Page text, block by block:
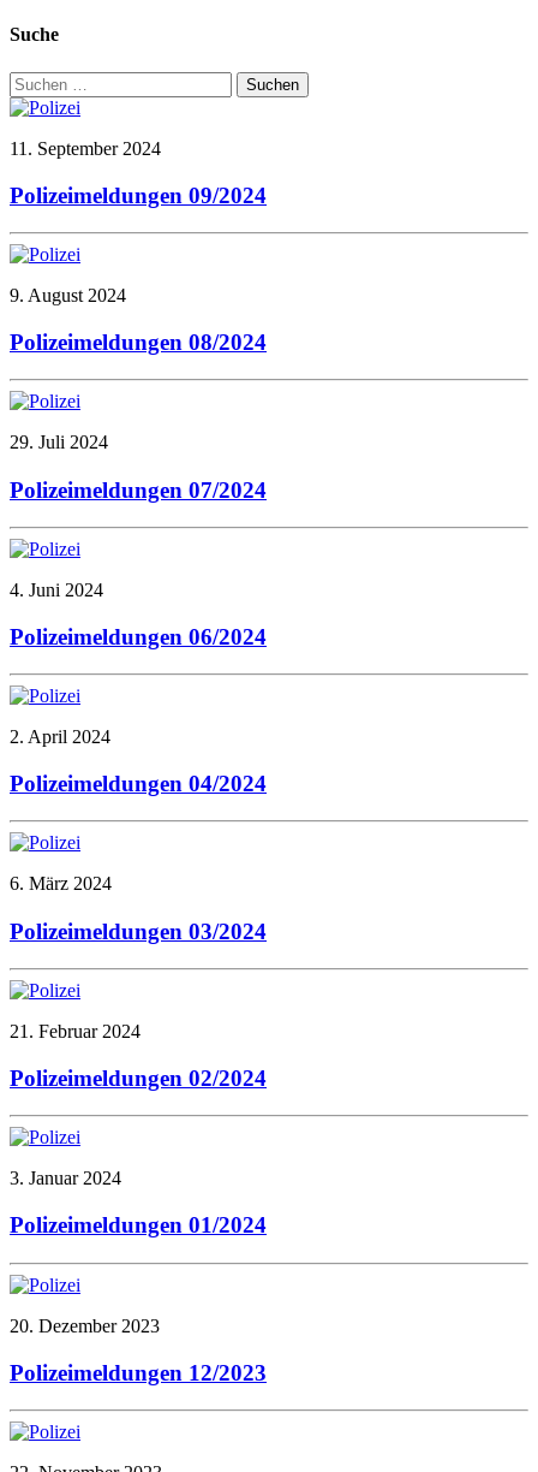
Suche
Suchen
nach:
11. September 2024
Polizeimeldungen 09/2024
9. August 2024
Polizeimeldungen 08/2024
29. Juli 2024
Polizeimeldungen 07/2024
4. Juni 2024
Polizeimeldungen 06/2024
2. April 2024
Polizeimeldungen 04/2024
6. März 2024
Polizeimeldungen 03/2024
21. Februar 2024
Polizeimeldungen 02/2024
3. Januar 2024
Polizeimeldungen 01/2024
20. Dezember 2023
Polizeimeldungen 12/2023